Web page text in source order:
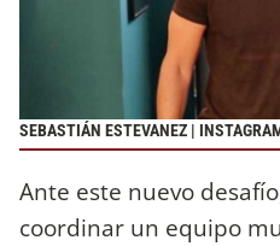
SEBASTIÁN ESTEVANEZ |
Ante este nuevo
coordinar un equipo